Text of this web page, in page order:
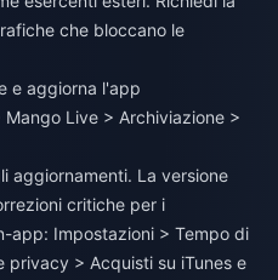
che bloccano le
e aggiorna l'app
Live > Archiviazione >
aggiornamenti. La versione
critiche per i
app: Impostazioni > Tempo di
privacy > Acquisti su iTunes e